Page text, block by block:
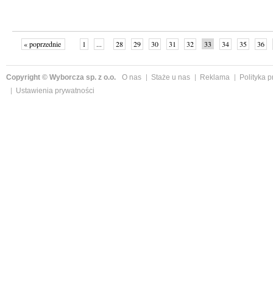
« poprzednie 1 ... 28 29 30 31 32 33 34 35
36
Copyright © Wyborcza sp. z o.o. O nas Staże u nas Reklama
Polityka
Ustawienia prywatności